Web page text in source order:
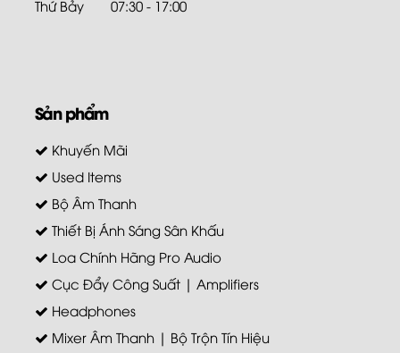
Thứ Bảy 07:30 - 17:00
Sản phẩm
Khuyến Mãi
Used Items
Bộ Âm Thanh
Thiết Bị Ánh Sáng Sân Khấu
Loa Chính Hãng Pro Audio
Cục Đẩy Công Suất | Amplifiers
Headphones
Mixer Âm Thanh | Bộ Trộn Tín Hiệu